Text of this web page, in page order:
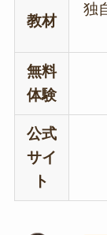
教材
独
無料
体験
公式
サイ
ト